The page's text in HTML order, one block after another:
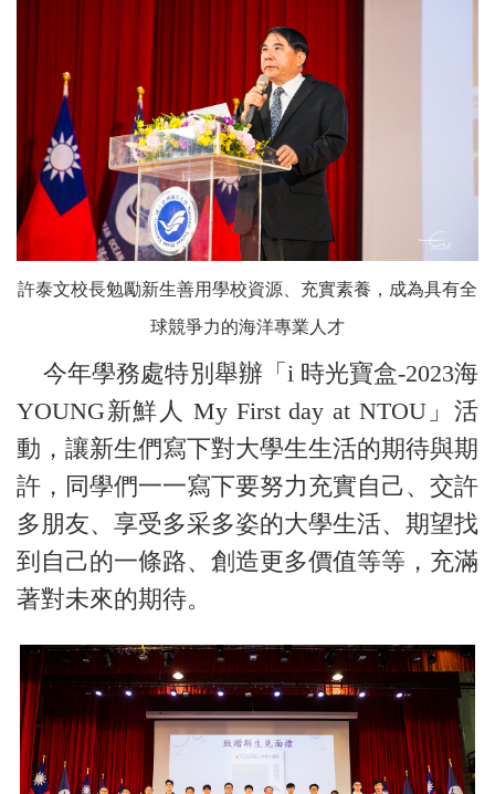
許泰文校長勉勵新生善用學校資源、充實素養，成為具有全
球競爭力的海洋專業人才
今年學務處特別舉辦「i 時光寶盒-2023海
YOUNG新鮮人 My First day at NTOU」活
動，讓新生們寫下對大學生生活的期待與期
許，同學們一一寫下要努力充實自己、交許
多朋友、享受多采多姿的大學生活、期望找
到自己的一條路、創造更多價值等等，充滿
著對未來的期待。